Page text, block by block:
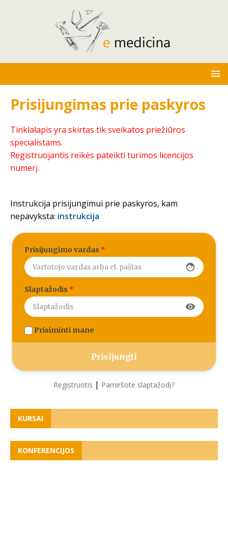
Prisijungimas prie paskyros
Tinklalapis yra skirtas tik sveikatos priežiūros
specialistams.
Registruojantis reikės pateikti turimos licencijos
numerį.
Instrukcija prisijungimui prie paskyros, kam
nepavyksta: instrukcija
Prisijungimo vardas *
face
Slaptažodis *
visibility
Prisiminti mane
Registruotis | Pamiršote slaptažodį?
KURSAI
KONFERENCIJOS